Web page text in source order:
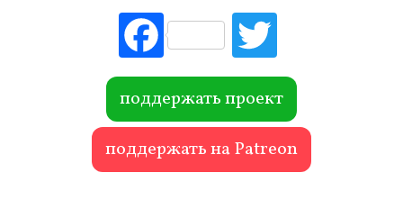
Fac
ebo
ok r
поддержать проект
поддержать на Patreon